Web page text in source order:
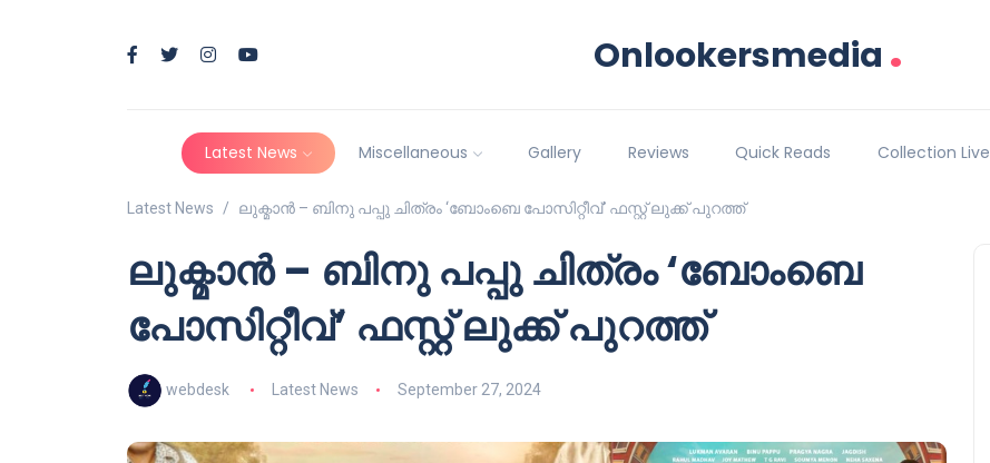
Onlookersmedia .
Latest News Miscellaneous Gallery Reviews Quick Reads Collection Live
Latest News ലുക്മാൻ – ബിനു പപ്പു ചിത്രം ‘ബോംബെ പോസിറ്റീവ്’ ഫസ്റ്റ് ലുക്ക് പുറത്ത്
ലുക്മാൻ – ബിനു പപ്പു ചിത്രം ‘ബോംബെ
പോസിറ്റീവ്’ ഫസ്റ്റ് ലുക്ക് പുറത്ത്
webdesk Latest News September 27, 2024